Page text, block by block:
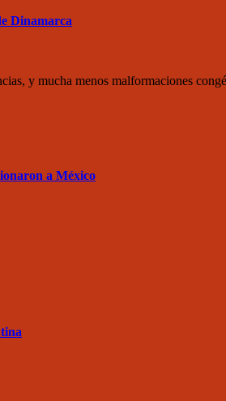
Dinamarca
y mucha menos malformaciones
a México